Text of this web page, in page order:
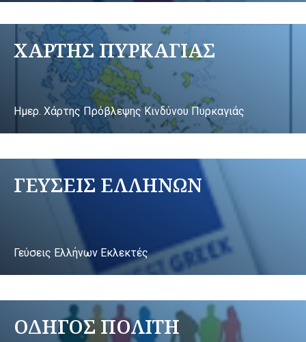
ΧΑΡΤΗΣ ΠΥΡΚΑΓΙΑΣ
Ημερ. Χάρτης Πρόβλεψης Κινδύνου Πυρκαγιάς
ΓΕΥΣΕΙΣ ΕΛΛΗΝΩΝ
Γεύσεις Ελλήνων Εκλεκτές
ΟΔΗΓΟΣ ΠΟΛΙΤΗ